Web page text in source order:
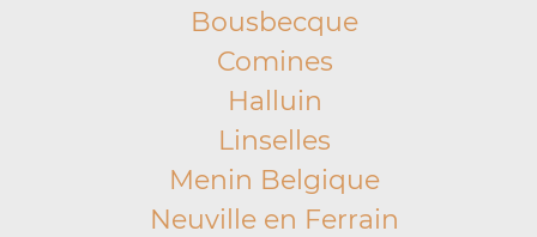
Bousbecque
Comines
Halluin
Linselles
Menin Belgique
Neuville en Ferrain